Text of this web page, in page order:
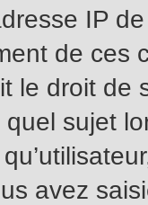
IP
de
le droit de
quel sujet
avez